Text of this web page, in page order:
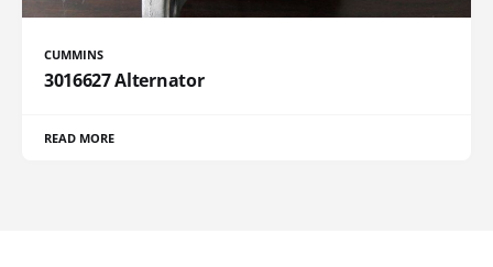
CUMMINS
3016627 Alternator
READ MORE